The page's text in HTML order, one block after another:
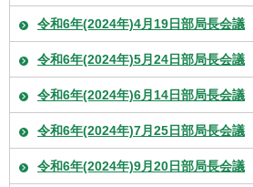
令和6年(2024年)4月19日部局長会議
令和6年(2024年)5月24日部局長会議
令和6年(2024年)6月14日部局長会議
令和6年(2024年)7月25日部局長会議
令和6年(2024年)9月20日部局長会議